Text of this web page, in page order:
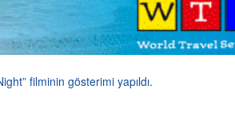
filminin gösterimi yapıldı.